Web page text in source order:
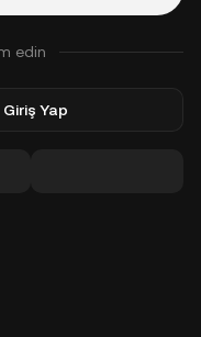
edin
Yap